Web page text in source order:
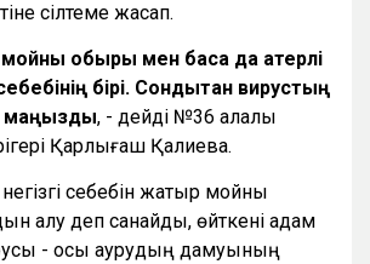
сілтеме жасап.
обыры мен басқа да қатерлі
себебінің бірі. Сондықтан вирустың
маңызды, - дейді №36 қалалық
Қарлығаш Қалиева.
себебін жатыр мойны
алу деп санайды, өйткені адам
- осы аурудың дамуының